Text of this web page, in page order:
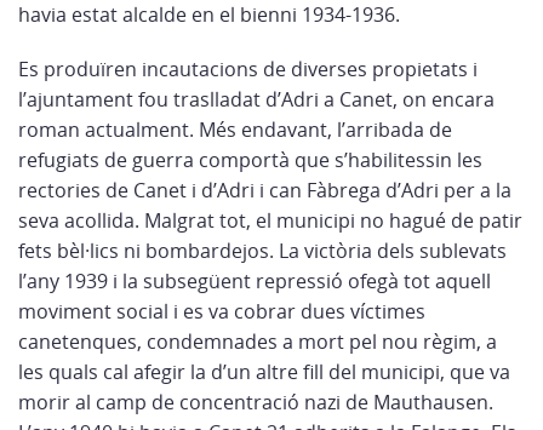
havia estat alcalde en el bienni 1934-1936.
Es produïren incautacions de diverses propietats i
l’ajuntament fou traslladat d’Adri a Canet, on encara
roman actualment. Més endavant, l’arribada de
refugiats de guerra comportà que s’habilitessin les
rectories de Canet i d’Adri i can Fàbrega d’Adri per a la
seva acollida. Malgrat tot, el municipi no hagué de patir
fets bèl·lics ni bombardejos. La victòria dels sublevats
l’any 1939 i la subsegüent repressió ofegà tot aquell
moviment social i es va cobrar dues víctimes
canetenques, condemnades a mort pel nou règim, a
les quals cal afegir la d’un altre fill del municipi, que va
morir al camp de concentració nazi de Mauthausen.